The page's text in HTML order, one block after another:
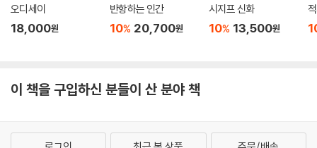
오디세이
18,000원
반항하는 인간
10% 20,700원
시지프 신화
10% 13,500원
이 책을 구입하신 분들이 산 분야 책